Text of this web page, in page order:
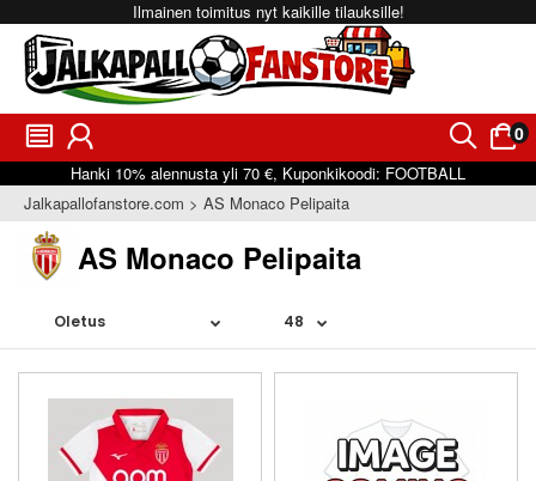
Ilmainen toimitus nyt kaikille tilauksille!
󰂩 󰃳 󰂨 0
󰃠
Hanki 10% alennusta yli 70 €, Kuponkikoodi: FOOTBALL
Jalkapallofanstore.com
AS Monaco Pelipaita
AS Monaco Pelipaita